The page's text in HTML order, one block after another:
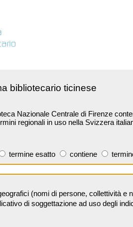
bibliotecario ticinese
Nazionale Centrale di Firenze
regionali in uso nella Svizzera
termine esatto contiene
(nomi di persone, collettività e
di soggettazione ad uso degli